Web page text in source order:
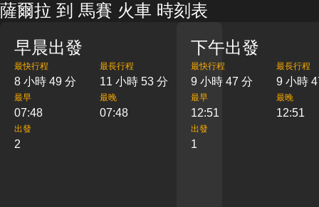
薩爾拉 到 馬賽 火車 時刻表
早晨出發
最快行程
8 小時 49 分
最長行程
11 小時 53 分
最早
07:48
最晚
07:48
出發
2
下午出發
最快行程
9 小時 47 分
最長行程
9 小時
最早
12:51
最晚
12:51
出發
1